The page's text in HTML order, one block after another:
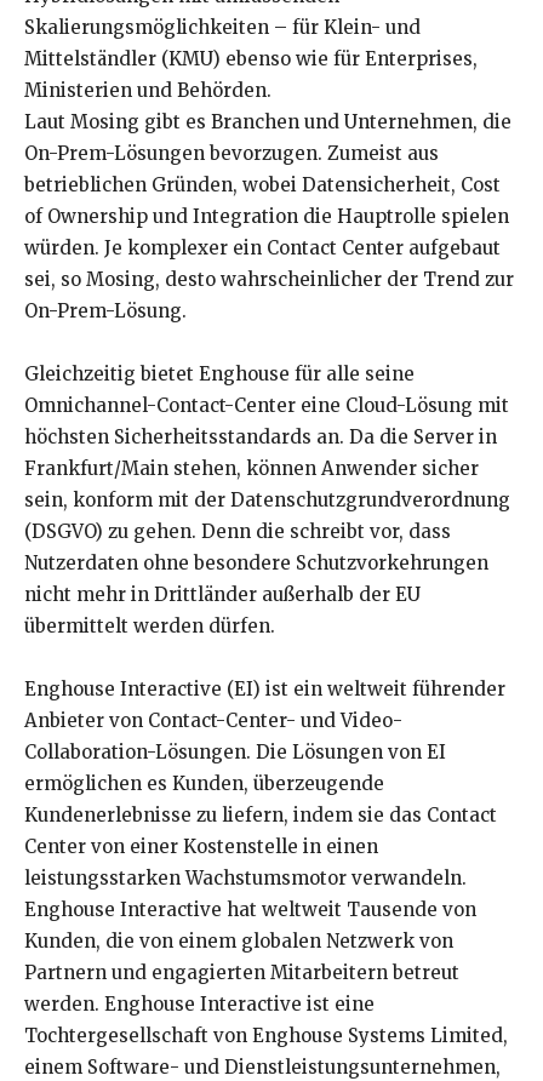
Skalierungsmöglichkeiten – für Klein- und
Mittelständler (KMU) ebenso wie für Enterprises,
Ministerien und Behörden.
Laut Mosing gibt es Branchen und Unternehmen, die
On-Prem-Lösungen bevorzugen. Zumeist aus
betrieblichen Gründen, wobei Datensicherheit, Cost
of Ownership und Integration die Hauptrolle spielen
würden. Je komplexer ein Contact Center aufgebaut
sei, so Mosing, desto wahrscheinlicher der Trend zur
On-Prem-Lösung.
Gleichzeitig bietet Enghouse für alle seine
Omnichannel-Contact-Center eine Cloud-Lösung mit
höchsten Sicherheitsstandards an. Da die Server in
Frankfurt/Main stehen, können Anwender sicher
sein, konform mit der Datenschutzgrundverordnung
(DSGVO) zu gehen. Denn die schreibt vor, dass
Nutzerdaten ohne besondere Schutzvorkehrungen
nicht mehr in Drittländer außerhalb der EU
übermittelt werden dürfen.
Enghouse Interactive (EI) ist ein weltweit führender
Anbieter von Contact-Center- und Video-
Collaboration-Lösungen. Die Lösungen von EI
ermöglichen es Kunden, überzeugende
Kundenerlebnisse zu liefern, indem sie das Contact
Center von einer Kostenstelle in einen
leistungsstarken Wachstumsmotor verwandeln.
Enghouse Interactive hat weltweit Tausende von
Kunden, die von einem globalen Netzwerk von
Partnern und engagierten Mitarbeitern betreut
werden. Enghouse Interactive ist eine
Tochtergesellschaft von Enghouse Systems Limited,
einem Software- und Dienstleistungsunternehmen,